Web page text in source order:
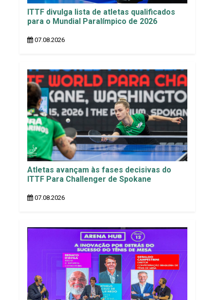
ITTF divulga lista de atletas qualificados
para o Mundial Paralímpico de 2026
07.08.2026
Atletas avançam às fases decisivas do
ITTF Para Challenger de Spokane
07.08.2026